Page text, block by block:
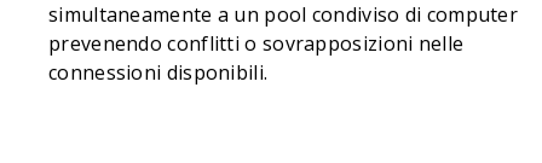
simultaneamente a un pool condiviso di computer
prevenendo conflitti o sovrapposizioni nelle
connessioni disponibili.